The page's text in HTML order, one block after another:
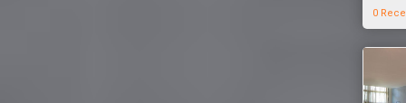
0